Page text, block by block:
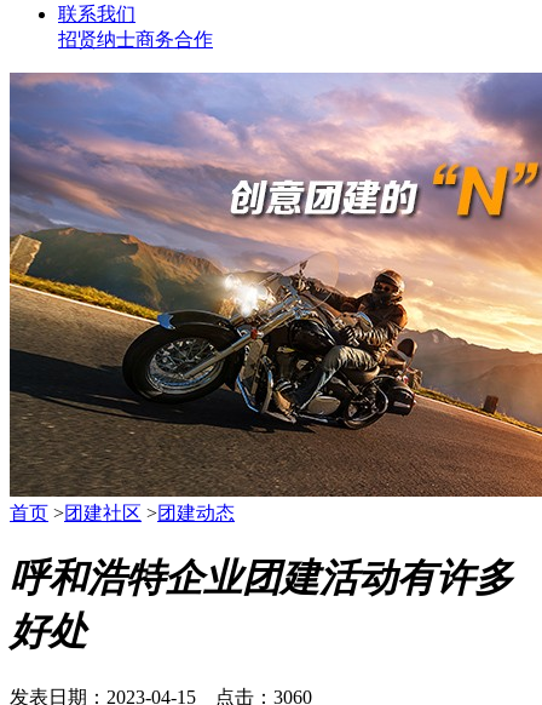
联系我们
招贤纳士商务合作
首页 >团建社区 >团建动态
呼和浩特企业团建活动有许多
好处
发表日期：2023-04-15 点击：3060